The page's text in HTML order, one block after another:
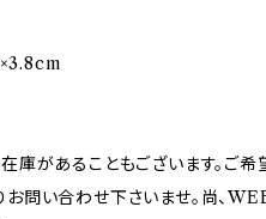
庫があることもございます。ご
お問い合わせ下さいませ。尚、